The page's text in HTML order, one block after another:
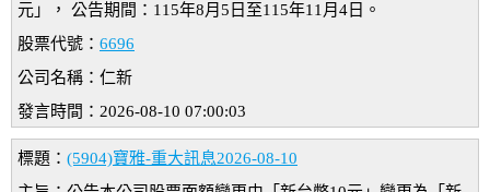
元」， 公告期間：115年8月5日至115年11月4日。
股票代號： 6696
公司名稱：仁新
發言時間：2026-08-10 07:00:03
標題： (5904)寶雅-重大訊息2026-08-10